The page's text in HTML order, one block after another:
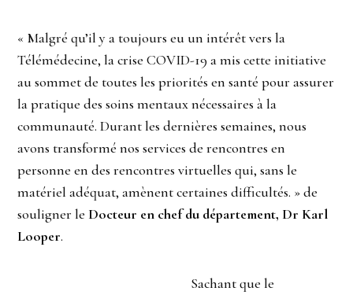
« Malgré qu’il y a toujours eu un intérêt vers la
Télémédecine, la crise COVID-19 a mis cette initiative
au sommet de toutes les priorités en santé pour assurer
la pratique des soins mentaux nécessaires à la
communauté. Durant les dernières semaines, nous
avons transformé nos services de rencontres en
personne en des rencontres virtuelles qui, sans le
matériel adéquat, amènent certaines difficultés. » de
souligner le Docteur en chef du département, Dr Karl
Looper.
Sachant que le